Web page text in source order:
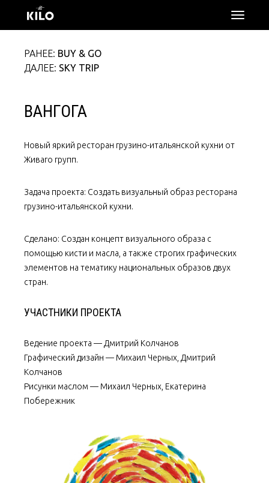
меню
РАНЕЕ: BUY & GO
ДАЛЕЕ: SKY TRIP
ВАНГОГА
Новый яркий ресторан грузино-итальянской кухни от
Живаго групп.
Задача проекта: Создать визуальный образ ресторана
грузино-итальянской кухни.
Сделано: Создан концепт визуального образа с
помощью кисти и масла, а также строгих графических
элементов на тематику национальных образов двух
стран.
УЧАСТНИКИ ПРОЕКТА
Ведение проекта — Дмитрий Колчанов
Графический дизайн — Михаил Черных, Дмитрий
Колчанов
Рисунки маслом — Михаил Черных, Екатерина
Побережник